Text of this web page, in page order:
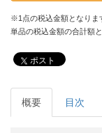
※1点の税込金額となりま
単品の税込金額の合計額
ポスト
概要 目次